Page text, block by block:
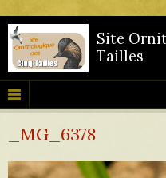
Site
Tailles
_MG_6378